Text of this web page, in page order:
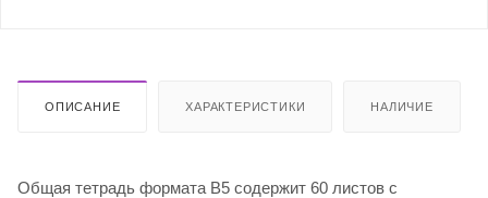
ОПИСАНИЕ ХАРАКТЕРИСТИКИ НАЛИЧИЕ
Общая тетрадь формата В5 содержит 60 листов с